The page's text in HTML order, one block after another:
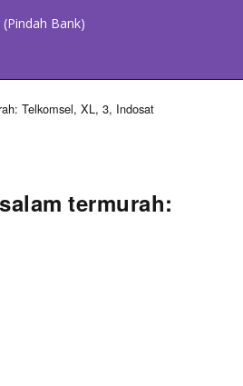
Bank)
Telkomsel, XL, 3, Indosat
termurah: